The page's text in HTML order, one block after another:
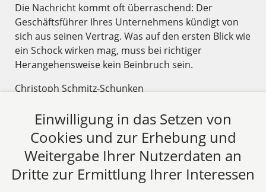
Die Nachricht kommt oft überraschend: Der
Geschäftsführer Ihres Unternehmens kündigt von
sich aus seinen Vertrag. Was auf den ersten Blick wie
ein Schock wirken mag, muss bei richtiger
Herangehensweise kein Beinbruch sein.
Christoph Schmitz-Schunken
29.07.2024
Beitrag lesen
Einwilligung in das Setzen von
Cookies und zur Erhebung und
Weitergabe Ihrer Nutzerdaten an
Dritte zur Ermittlung Ihrer Interessen